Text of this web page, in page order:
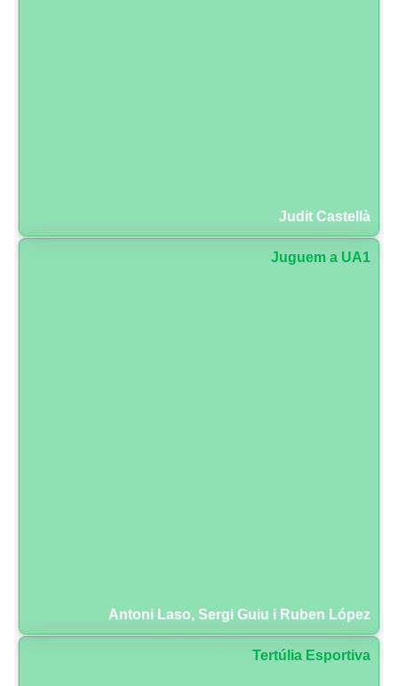
Judit Castellà
Juguem a UA1
Antoni Laso, Sergi Guiu i Ruben López
Tertúlia Esportiva